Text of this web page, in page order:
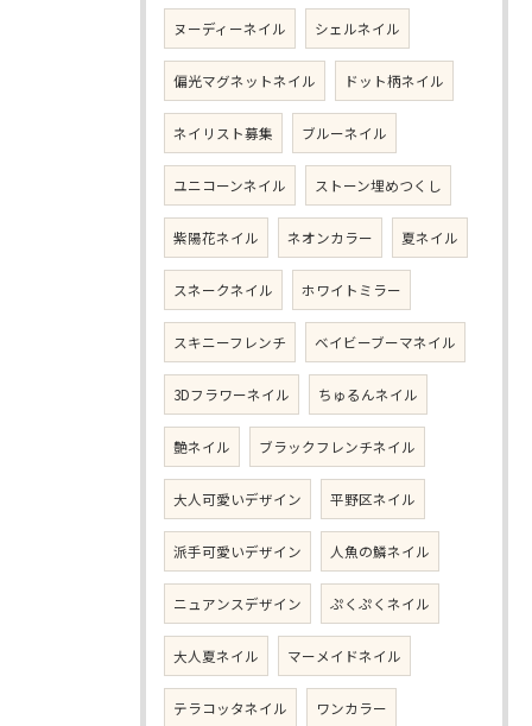
ヌーディーネイル シェルネイル
偏光マグネットネイル ドット柄ネイル
ネイリスト募集 ブルーネイル
ユニコーンネイル ストーン埋めつくし
紫陽花ネイル ネオンカラー 夏ネイル
スネークネイル ホワイトミラー
スキニーフレンチ ベイビーブーマネイル
3Dフラワーネイル ちゅるんネイル
艶ネイル ブラックフレンチネイル
大人可愛いデザイン 平野区ネイル
派手可愛いデザイン 人魚の鱗ネイル
ニュアンスデザイン ぷくぷくネイル
大人夏ネイル マーメイドネイル
テラコッタネイル ワンカラー